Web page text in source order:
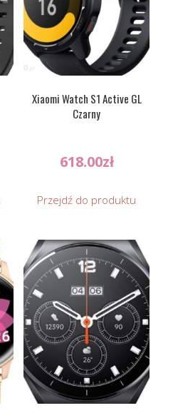
Xiaomi Watch S1 Active GL
Czarny
618.00zł
Przejdź do produktu